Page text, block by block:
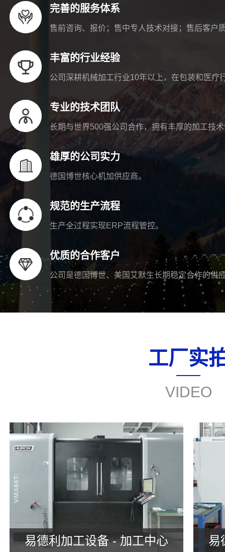
完善的服务体系
售前咨询、报价；售中专人技术对接；售后客户
丰富的行业经验
公司深耕机械加工行业10年以上，在包装和医疗
专业的技术团队
长期与世界500强公司合作，拥有丰厚的加工技
雄厚的公司实力
德国博世核心机加供应商。
规范的生产流程
生产全过程实现ERP流程管控。
优质的合作客户
公司是德国博世、美国艾默生长期稳定合作的供
工厂实
VIDEO
易德利加工设备 - 加工中心 易